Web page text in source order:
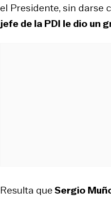
el Presidente, sin darse
jefe de la PDI le dio un
Resulta queSergio